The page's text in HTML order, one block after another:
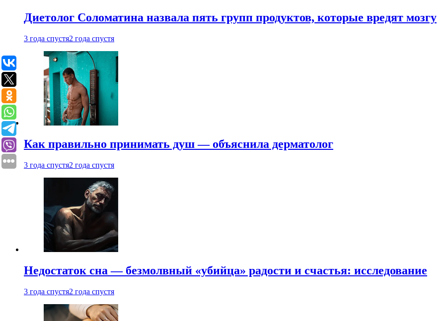
Диетолог Соломатина назвала пять групп продуктов, которые вредят мозгу
3 года спустя2 года спустя
Как правильно принимать душ — объяснила дерматолог
3 года спустя2 года спустя
Недостаток сна — безмолвный «убийца» радости и счастья: исследование
3 года спустя2 года спустя